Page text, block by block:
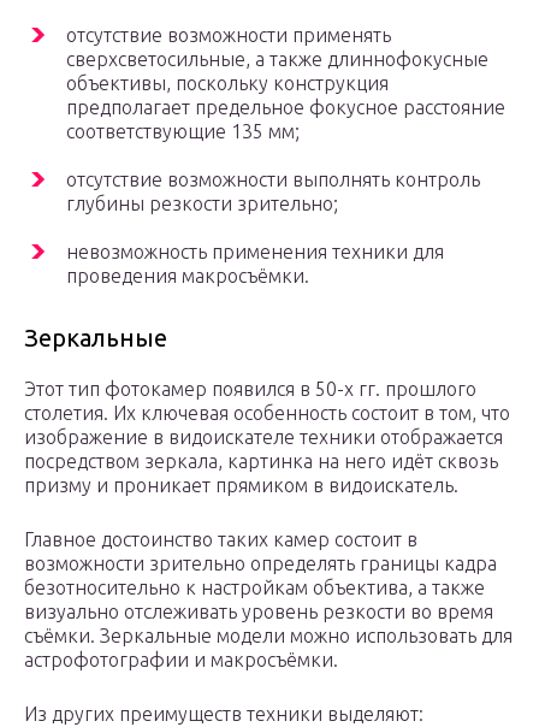
отсутствие возможности применять
сверхсветосильные, а также длиннофокусные
объективы, поскольку конструкция
предполагает предельное фокусное расстояние
соответствующие 135 мм;
отсутствие возможности выполнять контроль
глубины резкости зрительно;
невозможность применения техники для
проведения макросъёмки.
Зеркальные
Этот тип фотокамер появился в 50-х гг. прошлого
столетия. Их ключевая особенность состоит в том, что
изображение в видоискателе техники отображается
посредством зеркала, картинка на него идёт сквозь
призму и проникает прямиком в видоискатель.
Главное достоинство таких камер состоит в
возможности зрительно определять границы кадра
безотносительно к настройкам объектива, а также
визуально отслеживать уровень резкости во время
съёмки. Зеркальные модели можно использовать для
астрофотографии и макросъёмки.
Из других преимуществ техники выделяют: